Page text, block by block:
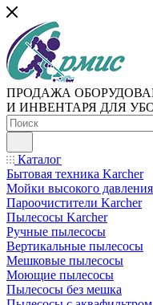
ПРОДАЖА
И ИНВЕНТАРЯ ДЛЯ
Каталог
Бытовая техника Karcher
Мойки высокого
Пароочистители Karcher
Пылесосы Karcher
Ручные пылесосы
Вертикальные пылесосы
Мешковые пылесосы
Моющие пылесосы
Пылесосы без мешка